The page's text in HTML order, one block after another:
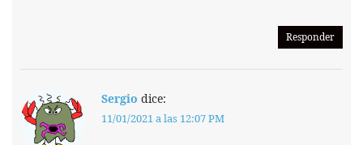
Responder
Sergio dice:
11/01/2021 a las 12:07 PM